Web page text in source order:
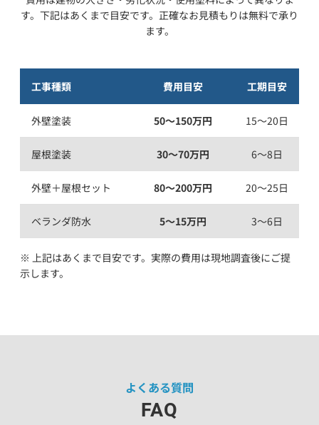
す。下記はあくまで目安です。正確なお見積もりは無料で承り
ます。
工事種類 費用目安 工期目安
外壁塗装 50〜150万円 15〜20日
屋根塗装 30〜70万円 6〜8日
外壁＋屋根セット 80〜200万円 20〜25日
ベランダ防水 5〜15万円 3〜6日
※ 上記はあくまで目安です。実際の費用は現地調査後にご提
示します。
よくある質問
FAQ